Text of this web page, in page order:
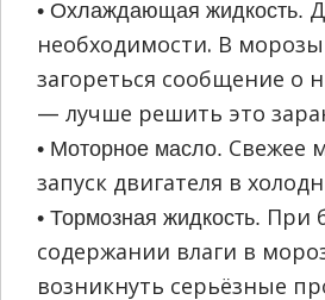
• Охлаждающая жидкость.
необходимости. В
загореться сообщение о
— лучше решить это
• Моторное масло. Свежее
запуск двигателя в
• Тормозная жидкость. При
содержании влаги в
возникнуть серьёзные